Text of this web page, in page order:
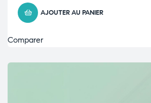
AJOUTER AU PANIER
Comparer